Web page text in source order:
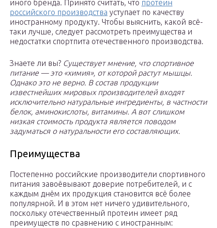
иного бренда. Принято считать, что протеин
российского производства уступает по качеству
иностранному продукту. Чтобы выяснить, какой всё-
таки лучше, следует рассмотреть преимущества и
недостатки спортпита отечественного производства.
Знаете ли вы? Существует мнение, что спортивное
питание — это «химия», от которой растут мышцы.
Однако это не верно. В состав продукции
известнейших мировых производителей входят
исключительно натуральные ингредиенты, в частности
белок, аминокислоты, витамины. А вот слишком
низкая стоимость продукта является поводом
задуматься о натуральности его составляющих.
Преимущества
Постепенно российские производители спортивного
питания завоёвывают доверие потребителей, и с
каждым днём их продукция становится всё более
популярной. И в этом нет ничего удивительного,
поскольку отечественный протеин имеет ряд
преимуществ по сравнению с иностранным: